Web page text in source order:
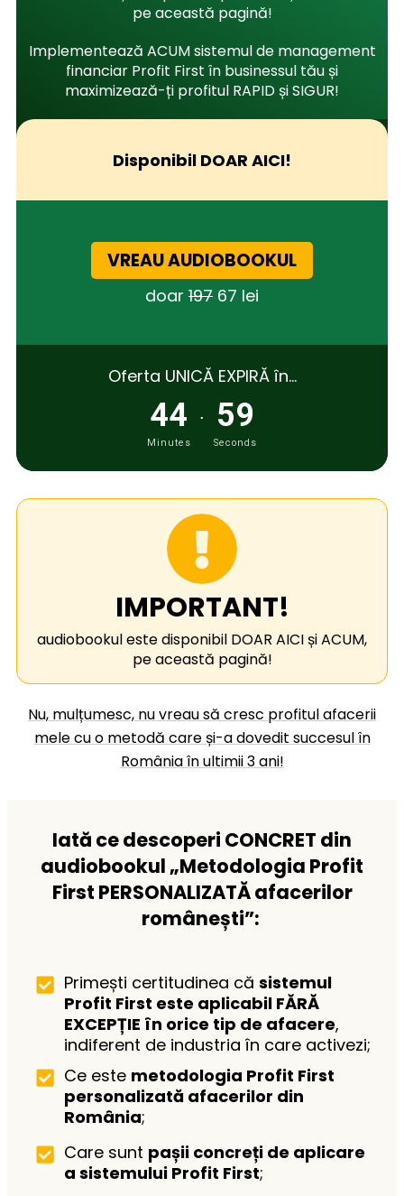
pe această pagină!
Implementează ACUM sistemul de management
financiar Profit First în businessul tău și
maximizează-ți profitul RAPID și SIGUR!
Disponibil DOAR AICI!
VREAU AUDIOBOOKUL
doar 197 67 lei
Oferta UNICĂ EXPIRĂ în…
44
Minutes
. 59
Seconds
IMPORTANT!
audiobookul este disponibil DOAR AICI și ACUM,
pe această pagină!
Nu, mulțumesc, nu vreau să cresc profitul afacerii
mele cu o metodă care și-a dovedit succesul în
România în ultimii 3 ani!
Iată ce descoperi CONCRET din
audiobookul „Metodologia Profit
First PERSONALIZATĂ afacerilor
românești”:
Primești certitudinea că sistemul
Profit First este aplicabil FĂRĂ
EXCEPȚIE în orice tip de afacere,
indiferent de industria în care activezi;
Ce este metodologia Profit First
personalizată afacerilor din
România;
Care sunt pașii concreți de aplicare
a sistemului Profit First;